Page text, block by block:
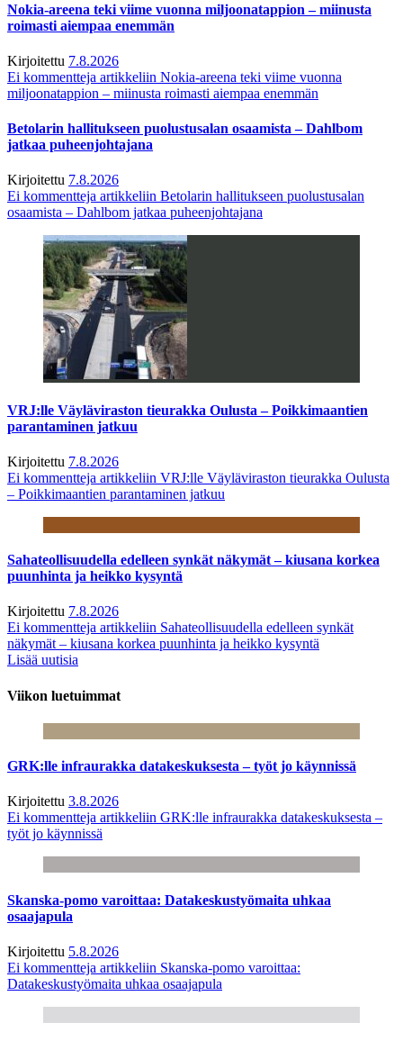
Nokia-areena teki viime vuonna miljoonatappion – miinusta
roimasti aiempaa enemmän
Kirjoitettu 7.8.2026
Ei kommentteja artikkeliin Nokia-areena teki viime vuonna
miljoonatappion – miinusta roimasti aiempaa enemmän
Betolarin hallitukseen puolustusalan osaamista – Dahlbom
jatkaa puheenjohtajana
Kirjoitettu 7.8.2026
Ei kommentteja artikkeliin Betolarin hallitukseen puolustusalan
osaamista – Dahlbom jatkaa puheenjohtajana
VRJ:lle Väyläviraston tieurakka Oulusta – Poikkimaantien
parantaminen jatkuu
Kirjoitettu 7.8.2026
Ei kommentteja artikkeliin VRJ:lle Väyläviraston tieurakka Oulusta
– Poikkimaantien parantaminen jatkuu
Sahateollisuudella edelleen synkät näkymät – kiusana korkea
puunhinta ja heikko kysyntä
Kirjoitettu 7.8.2026
Ei kommentteja artikkeliin Sahateollisuudella edelleen synkät
näkymät – kiusana korkea puunhinta ja heikko kysyntä
Lisää uutisia
Viikon luetuimmat
GRK:lle infraurakka datakeskuksesta – työt jo käynnissä
Kirjoitettu 3.8.2026
Ei kommentteja artikkeliin GRK:lle infraurakka datakeskuksesta –
työt jo käynnissä
Skanska-pomo varoittaa: Datakeskustyömaita uhkaa
osaajapula
Kirjoitettu 5.8.2026
Ei kommentteja artikkeliin Skanska-pomo varoittaa:
Datakeskustyömaita uhkaa osaajapula